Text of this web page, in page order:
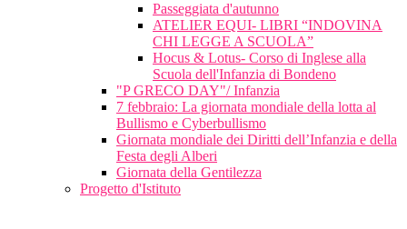
Passeggiata d'autunno
ATELIER EQUI- LIBRI “INDOVINA
CHI LEGGE A SCUOLA”
Hocus & Lotus- Corso di Inglese alla
Scuola dell'Infanzia di Bondeno
"P GRECO DAY"/ Infanzia
7 febbraio: La giornata mondiale della lotta al
Bullismo e Cyberbullismo
Giornata mondiale dei Diritti dell’Infanzia e della
Festa degli Alberi
Giornata della Gentilezza
Progetto d'Istituto